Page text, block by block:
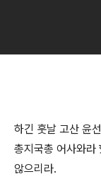
하긴 훗날 고산 윤
총지국총 어사와라
않으리라.